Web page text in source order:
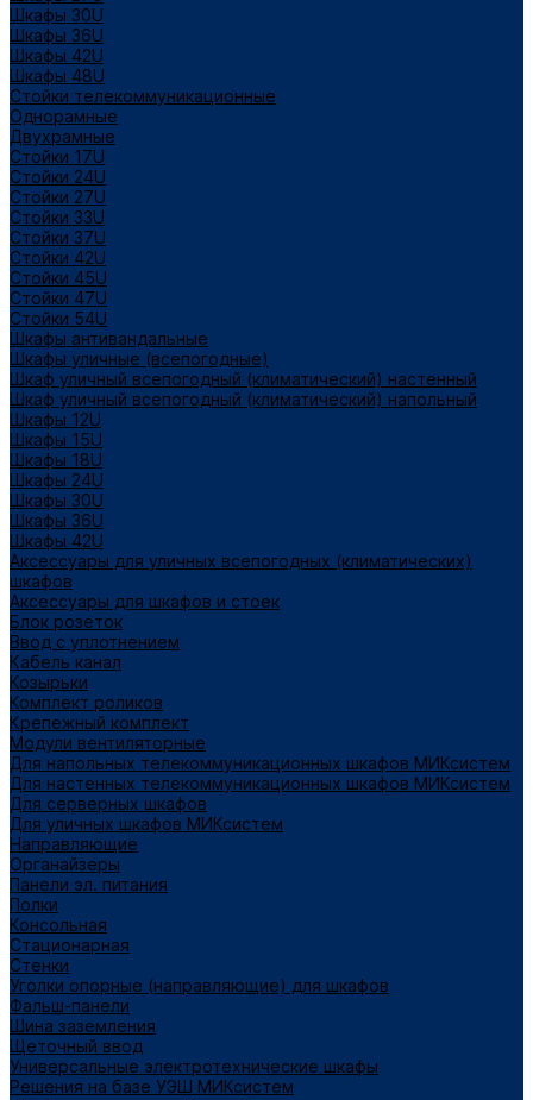
Шкафы 30U
Шкафы 36U
Шкафы 42U
Шкафы 48U
Стойки телекоммуникационные
Однорамные
Двухрамные
Стойки 17U
Стойки 24U
Стойки 27U
Стойки 33U
Стойки 37U
Стойки 42U
Стойки 45U
Стойки 47U
Стойки 54U
Шкафы антивандальные
Шкафы уличные (всепогодные)
Шкаф уличный всепогодный (климатический) настенный
Шкаф уличный всепогодный (климатический) напольный
Шкафы 12U
Шкафы 15U
Шкафы 18U
Шкафы 24U
Шкафы 30U
Шкафы 36U
Шкафы 42U
Аксессуары для уличных всепогодных (климатических)
шкафов
Аксессуары для шкафов и стоек
Блок розеток
Ввод с уплотнением
Кабель канал
Козырьки
Комплект роликов
Крепежный комплект
Модули вентиляторные
Для напольных телекоммуникационных шкафов МИКсистем
Для настенных телекоммуникационных шкафов МИКсистем
Для серверных шкафов
Для уличных шкафов МИКсистем
Направляющие
Органайзеры
Панели эл. питания
Полки
Консольная
Стационарная
Стенки
Уголки опорные (направляющие) для шкафов
Фальш-панели
Шина заземления
Щеточный ввод
Универсальные электротехнические шкафы
Решения на базе УЭШ МИКсистем